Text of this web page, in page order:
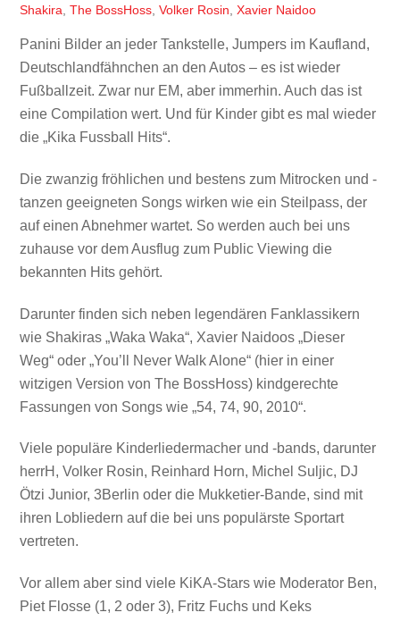
Shakira ,The BossHoss ,Volker Rosin ,Xavier Naidoo
Panini Bilder an jeder Tankstelle, Jumpers im Kaufland,
Deutschlandfähnchen an den Autos – es ist wieder
Fußballzeit. Zwar nur EM, aber immerhin. Auch das ist
eine Compilation wert. Und für Kinder gibt es mal wieder
die „Kika Fussball Hits“.
Die zwanzig fröhlichen und bestens zum Mitrocken und -
tanzen geeigneten Songs wirken wie ein Steilpass, der
auf einen Abnehmer wartet. So werden auch bei uns
zuhause vor dem Ausflug zum Public Viewing die
bekannten Hits gehört.
Darunter finden sich neben legendären Fanklassikern
wie Shakiras „Waka Waka“, Xavier Naidoos „Dieser
Weg“ oder „You’ll Never Walk Alone“ (hier in einer
witzigen Version von The BossHoss) kindgerechte
Fassungen von Songs wie „54, 74, 90, 2010“.
Viele populäre Kinderliedermacher und -bands, darunter
herrH, Volker Rosin, Reinhard Horn, Michel Suljic, DJ
Ötzi Junior, 3Berlin oder die Mukketier-Bande, sind mit
ihren Lobliedern auf die bei uns populärste Sportart
vertreten.
Vor allem aber sind viele KiKA-Stars wie Moderator Ben,
Piet Flosse (1, 2 oder 3), Fritz Fuchs und Keks